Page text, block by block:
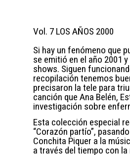
Vol. 7 LOS AÑOS 2000
Si hay un fenómeno que
se emitió en el año 2001
shows. Siguen
recopilación tenemos
precisaron la tele para
canción que Ana Belén,
investigación sobre
Esta colección especial
“Corazón partío”,
Conchita Piquer a la
a través del tiempo con